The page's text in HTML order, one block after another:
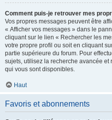
Comment puis-je retrouver mes
Vos propres messages peuvent être
« Afficher vos messages » dans le
cliquant sur le lien « Rechercher les
votre propre profil ou soit en cliquant
partie supérieure du forum. Pour
sujets, utilisez la recherche avancée
qui vous sont disponibles.
Haut
Favoris et abonnements